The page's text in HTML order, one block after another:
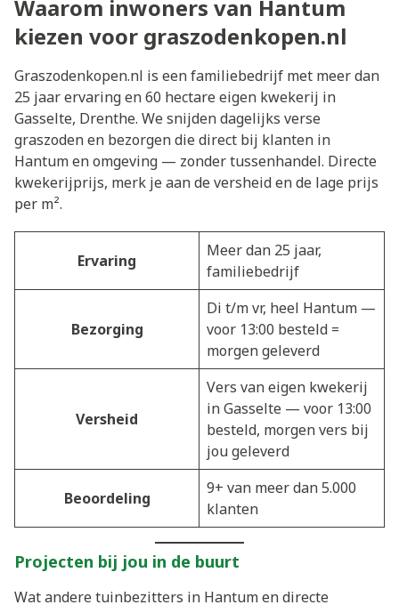
Waarom inwoners van Hantum
kiezen voor graszodenkopen.nl
Graszodenkopen.nl is een familiebedrijf met meer dan
25 jaar ervaring en 60 hectare eigen kwekerij in
Gasselte, Drenthe. We snijden dagelijks verse
graszoden en bezorgen die direct bij klanten in
Hantum en omgeving — zonder tussenhandel. Directe
kwekerijprijs, merk je aan de versheid en de lage prijs
per m².
Ervaring
Meer dan 25 jaar,
familiebedrijf
Bezorging
Di t/m vr, heel Hantum —
voor 13:00 besteld =
morgen geleverd
Versheid
Vers van eigen kwekerij
in Gasselte — voor 13:00
besteld, morgen vers bij
jou geleverd
Beoordeling
9+ van meer dan 5.000
klanten
Projecten bij jou in de buurt
Wat andere tuinbezitters in Hantum en directe